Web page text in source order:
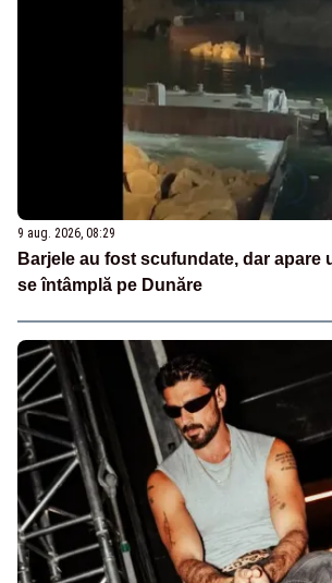
9 aug. 2026, 08:29
Barjele au fost scufundate, dar apare
se întâmplă pe Dunăre